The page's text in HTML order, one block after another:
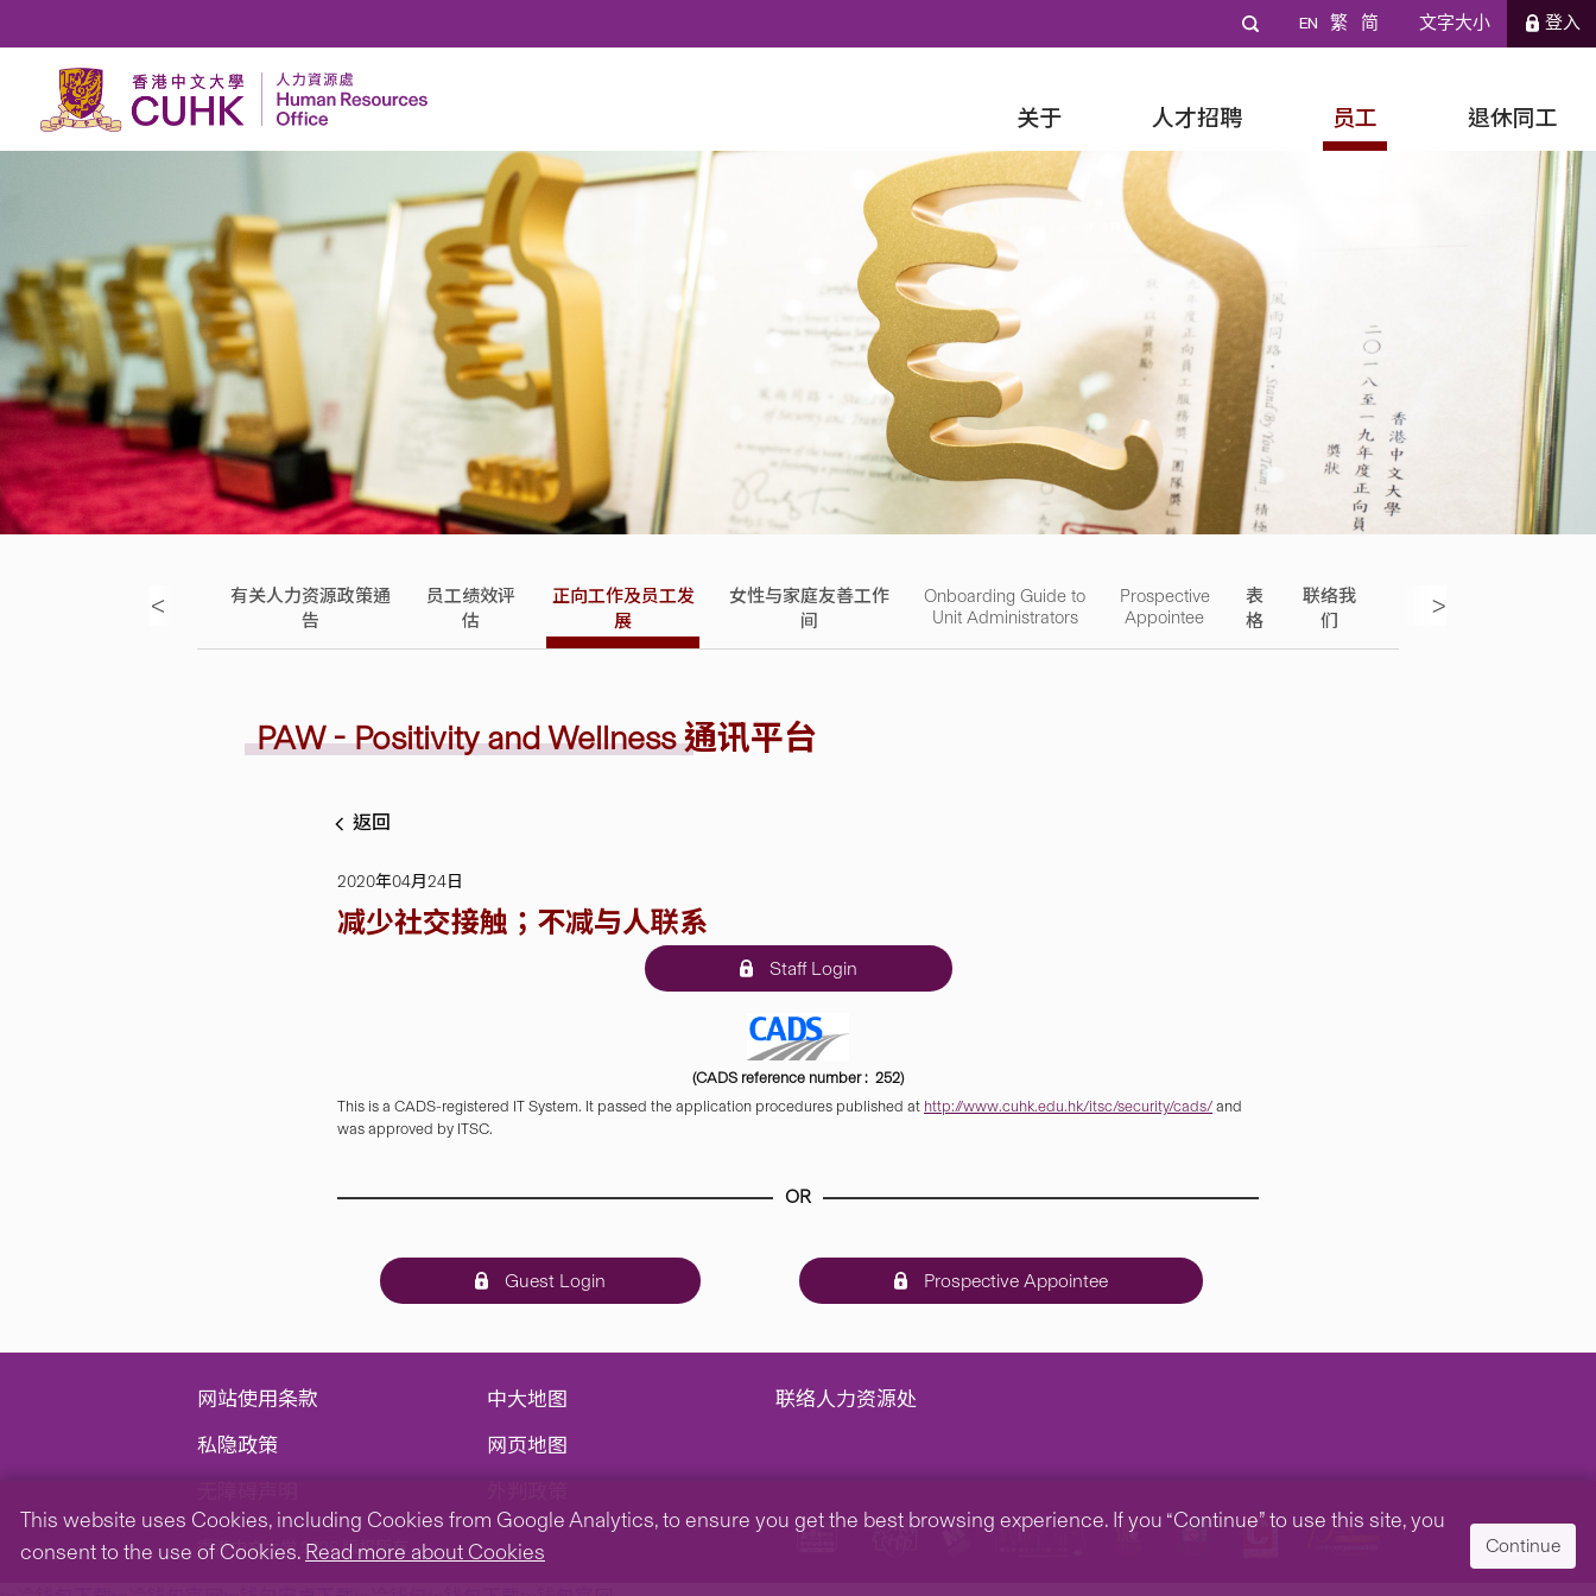
EN 繁 简 文字大小 登入
关于 人才招聘 员工 退休同工
< >
员工薪酬资
有关人力资源政策通
告
员工绩效评
估
正向工作及员工发
展
女性与家庭友善工作
间
Onboarding Guide to
Unit Administrators
Prospective
Appointee
表
格
联络我
们
PAW - Positivity and Wellness通讯平台
返回
2020年04月24日
减少社交接触；不减与人联系
Staff Login
(CADS reference number : 252)
This is a CADS-registered IT System. It passed the application procedures published at http://www.cuhk.edu.hk/itsc/security/cads/ and
was approved by ITSC.
OR
Guest Login Prospective Appointee
网站使用条款
私隐政策
中大地图
网页地图
联络人力资源处
香港中文大学 2026 版权所有
This website uses Cookies, including Cookies from Google Analytics, to ensure you get the best browsing experience. If you “Continue” to use this site, you
consent to the use of Cookies. Read more about Cookies Continue